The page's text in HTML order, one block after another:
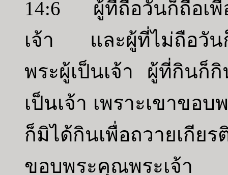
14:6 ผู้ที่ถือวันก็ถือเพื่
เจ้า และผู้ที่ไม่ถือวันก็
พระผู้เป็นเจ้า ผู้ที่กินก็กิ
เป็นเจ้า เพราะเขาขอ
ก็มิได้กินเพื่อถวายเกีย
ขอบพระคุณพระเจ้า